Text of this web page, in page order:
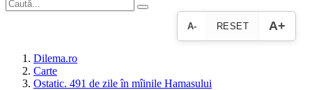
A- RESET A+
Dilema.ro
Carte
Ostatic. 491 de zile în mîinile Hamasului